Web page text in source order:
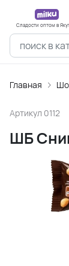
Сладости оптом в
Главная
Артикул 0112
ШБ